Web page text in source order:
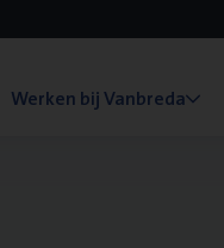
Werken bij Vanbreda